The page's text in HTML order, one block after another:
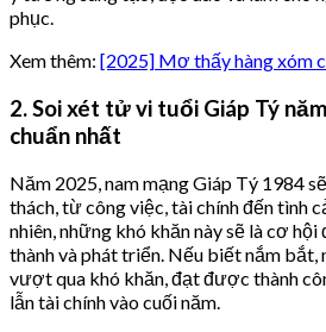
phục.
Xem thêm: [2025] Mơ thấy hàng xóm
2. Soi xét tử vi tuổi Giáp Tý
chuẩn nhất
Năm 2025, nam mạng Giáp Tý 1984
thách, từ công việc, tài chính đến tình
nhiên, những khó khăn này sẽ là cơ
thành và phát triển. Nếu biết nắm bắt,
vượt qua khó khăn, đạt được thành
lẫn tài chính vào cuối năm.